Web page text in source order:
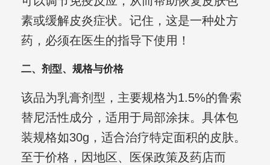
素或缓解皮炎症状。记住，这是一种处方
药，必须在医生的指导下使用！
二、剂型、规格与价格
该品为乳膏剂型，主要规格为1.5%的鲁索
替尼活性成分，适用于局部涂抹。具体包
装规格如30g，适合治疗特定面积的皮肤。
至于价格，因地区、医保政策及药店而